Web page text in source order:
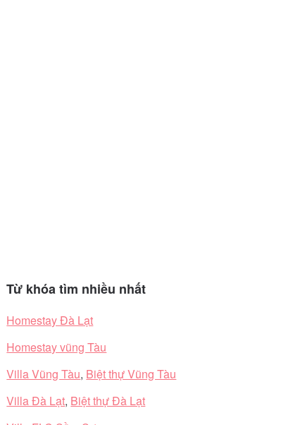
Từ khóa tìm nhiều nhất
Homestay Đà Lạt
Homestay vũng Tàu
Villa Vũng Tàu, Biệt thự Vũng Tàu
Villa Đà Lạt, Biệt thự Đà Lạt